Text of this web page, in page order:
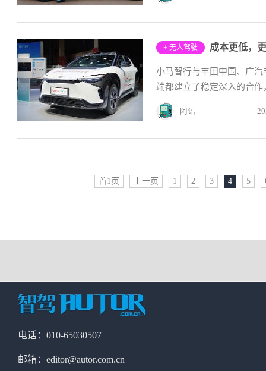
+ 无人驾驶
小马智行与丰田中国、广
端都建立了稳定深入的合
阿语
首1页 上一页 1 2 3 4 5
电话：010-65030507
邮箱：editor@autor.com.cn